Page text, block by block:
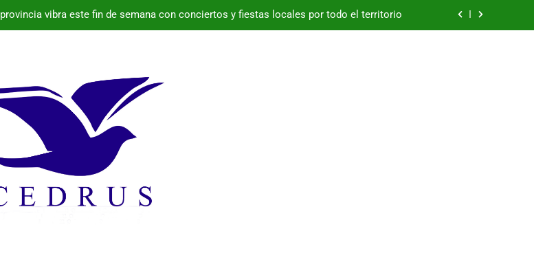
provincia vibra este fin de semana con conciertos y fiestas locales por todo el territorio
Programa de la semana cultural de Palazuelos de Eresma: viernes 7 de agosto
Monte Nevado gana el Premio Alimentos de España a los mejores jamones 2026
provincia vibra este fin de semana con conciertos y fiestas locales por todo el territorio
Programa de la semana cultural de Palazuelos de Eresma: viernes 7 de agosto